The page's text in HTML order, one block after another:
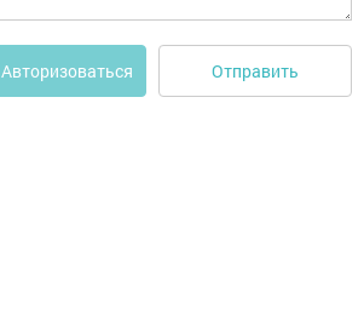
Авторизоваться Отправить